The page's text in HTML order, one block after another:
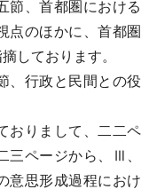
節、首都圏における
点のほかに、首都圏
しております。
、行政と民間との役
おりまして、二二ペ
三ページから、Ⅲ、
意思形成過程におけ